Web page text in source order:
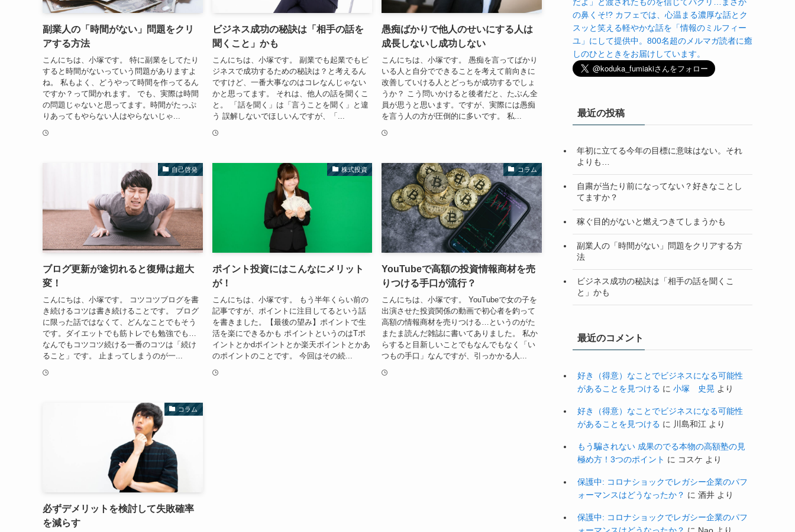
副業人の「時間がない」問題をクリ
アする方法
こんにちは、小塚です。 特に副業をしてたり
すると時間がないっていう問題がありますよ
ね。 私もよく、どうやって時間を作ってるん
ですか？って聞かれます。 でも、実際は時間
の問題じゃないと思ってます。時間がたっぷ
りあってもやらない人はやらないじゃ...
ビジネス成功の秘訣は「相手の話を
聞くこと」かも
こんにちは、小塚です。 副業でも起業でもビ
ジネスで成功するための秘訣は？と考えるん
ですけど、一番大事なのはコレなんじゃない
かと思ってます。 それは、他人の話を聞くこ
と。 「話を聞く」は「言うことを聞く」と違
う 誤解しないでほしいんですが、「...
愚痴ばかりで他人のせいにする人は
成長しないし成功しない
こんにちは、小塚です。 愚痴を言ってばかり
いる人と自分でできることを考えて前向きに
改善していける人とどっちが成功するでしょ
うか？ こう問いかけると後者だと、たぶん全
員が思うと思います。ですが、実際には愚痴
を言う人の方が圧倒的に多いです。 私...
自己啓発
ブログ更新が途切れると復帰は超大
変！
こんにちは、小塚です。 コツコツブログを書
き続けるコツは書き続けることです。 ブログ
に限った話ではなくて、どんなことでもそう
です。ダイエットでも筋トレでも勉強でも…
なんでもコツコツ続ける一番のコツは「続け
ること」です。 止まってしまうのが一...
株式投資
ポイント投資にはこんなにメリット
が！
こんにちは、小塚です。 もう半年くらい前の
記事ですが、ポイントに注目してるという話
を書きました。【最後の望み】ポイントで生
活を楽にできるかも ポイントというのはTポ
イントとかdポイントとか楽天ポイントとかあ
のポイントのことです。 今回はその続...
コラム
YouTubeで高額の投資情報商材を売
りつける手口が流行？
こんにちは、小塚です。 YouTubeで女の子を
出演させた投資関係の動画で初心者を釣って
高額の情報商材を売りつける…というのがた
またま読んだ雑誌に書いてありました。 私か
らすると目新しいことでもなんでもなく「い
つもの手口」なんですが、引っかかる人...
コラム
必ずデメリットを検討して失敗確率
を減らす
の鼻くそ!? カフェでは、心温まる濃厚な話とク
スッと笑える軽やかな話を「情報のミルフィー
ユ」にして提供中。800名超のメルマガ読者に癒
しのひとときをお届けしています。
最近の投稿
年初に立てる今年の目標に意味はない。それ
よりも…
自粛が当たり前になってない？好きなことし
てますか？
稼ぐ目的がないと燃えつきてしまうかも
副業人の「時間がない」問題をクリアする方
法
ビジネス成功の秘訣は「相手の話を聞くこ
と」かも
最近のコメント
好き（得意）なことでビジネスになる可能性
があることを見つける に 小塚 史晃 より
好き（得意）なことでビジネスになる可能性
があることを見つける に 川島和江 より
もう騙されない 成果のでる本物の高額塾の見
極め方！3つのポイント に コスケ より
保護中: コロナショックでレガシー企業のパフ
ォーマンスはどうなったか？ に 酒井 より
保護中: コロナショックでレガシー企業のパフ
ォーマンスはどうなったか？ に Nao より